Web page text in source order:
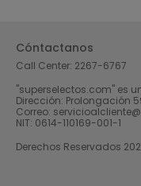
Cóntactanos
Call Center: 2267-6767
"superselectos.com" es
Dirección: Prolongación
Correo:
NIT: 0614-110169-001-1
Derechos Reservados